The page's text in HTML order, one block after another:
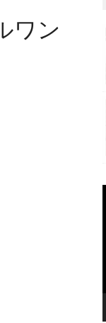
ワン